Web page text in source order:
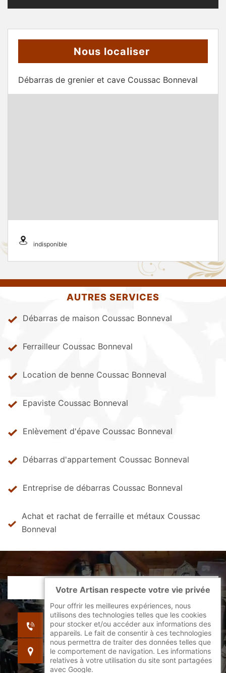
Nous localiser
Débarras de grenier et cave Coussac Bonneval
indisponible
AUTRES SERVICES
Débarras de maison Coussac Bonneval
Ferrailleur Coussac Bonneval
Location de benne Coussac Bonneval
Epaviste Coussac Bonneval
Enlèvement d'épave Coussac Bonneval
Débarras d'appartement Coussac Bonneval
Entreprise de débarras Coussac Bonneval
Achat et rachat de ferraille et métaux Coussac
Bonneval
indisponible
indisponible
indisponible
Votre Artisan respecte votre vie privée
Pour offrir les meilleures expériences, nous
utilisons des technologies telles que les cookies
pour stocker et/ou accéder aux informations des
appareils. Le fait de consentir à ces technologies
nous permettra de traiter des données telles que
le comportement de navigation. Les informations
relatives à votre utilisation du site sont partagées
avec Google.